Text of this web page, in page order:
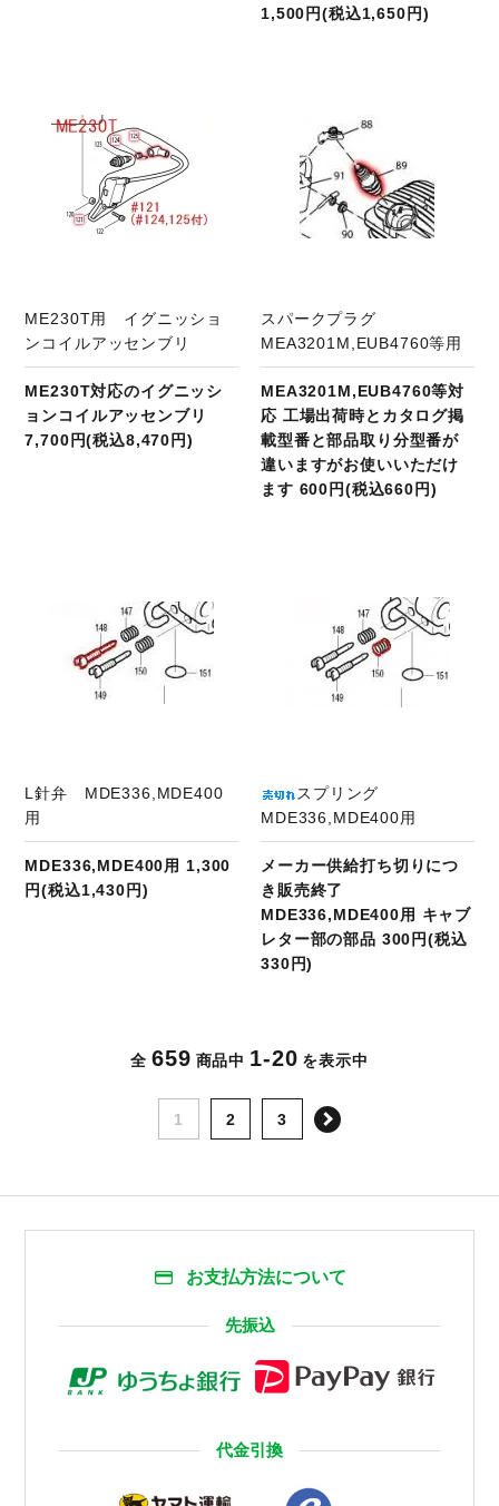
1,500円(税込1,650円)
ME230T用 イグニッショ
ンコイルアッセンブリ
ME230T対応のイグニッシ
ョンコイルアッセンブリ
7,700円(税込8,470円)
スパークプラグ
MEA3201M,EUB4760等用
MEA3201M,EUB4760等対
応 工場出荷時とカタログ掲
載型番と部品取り分型番が
違いますがお使いいただけ
ます 600円(税込660円)
L針弁 MDE336,MDE400
用
MDE336,MDE400用 1,300
円(税込1,430円)
スプリング
MDE336,MDE400用
メーカー供給打ち切りにつ
き販売終了
MDE336,MDE400用 キャブ
レター部の部品 300円(税込
330円)
全 659 商品中 1-20 を表示中
1 2 3
次へ
お支払方法について
先振込
代金引換